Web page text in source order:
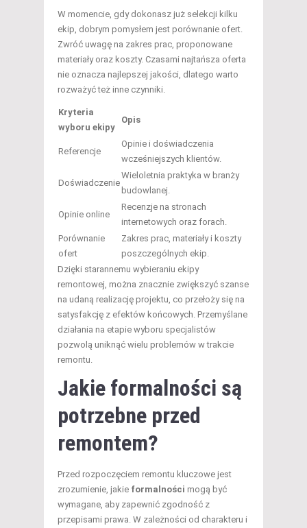
W momencie, gdy dokonasz już selekcji kilku
ekip, dobrym pomysłem jest porównanie ofert.
Zwróć uwagę na zakres prac, proponowane
materiały oraz koszty. Czasami najtańsza oferta
nie oznacza najlepszej jakości, dlatego warto
rozważyć też inne czynniki.
Kryteria
wyboru ekipy
Opis
Referencje
Opinie i doświadczenia
wcześniejszych klientów.
Doświadczenie
Wieloletnia praktyka w branży
budowlanej.
Opinie online
Recenzje na stronach
internetowych oraz forach.
Porównanie
ofert
Zakres prac, materiały i koszty
poszczególnych ekip.
Dzięki starannemu wybieraniu ekipy
remontowej, można znacznie zwiększyć szanse
na udaną realizację projektu, co przełoży się na
satysfakcję z efektów końcowych. Przemyślane
działania na etapie wyboru specjalistów
pozwolą uniknąć wielu problemów w trakcie
remontu.
Jakie formalności są
potrzebne przed
remontem?
Przed rozpoczęciem remontu kluczowe jest
zrozumienie, jakie formalności mogą być
wymagane, aby zapewnić zgodność z
przepisami prawa. W zależności od charakteru i